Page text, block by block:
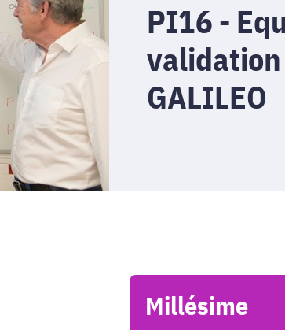
PI16 -
GALILEO
Millésime